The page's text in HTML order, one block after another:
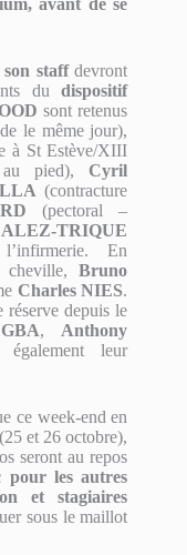
avant de se
staffdevront
dudispositif
sont retenus
le même jour),
à St Estève/XIII
au pied),Cyril
(contracture
(pectoral –
TRIQUE
En
cheville,Bruno
Charles NIES.
réserve depuis le
, Anthony
également leur
ce week-end en
et 26 octobre),
seront au repos
pour les autres
et stagiaires
sous le maillot